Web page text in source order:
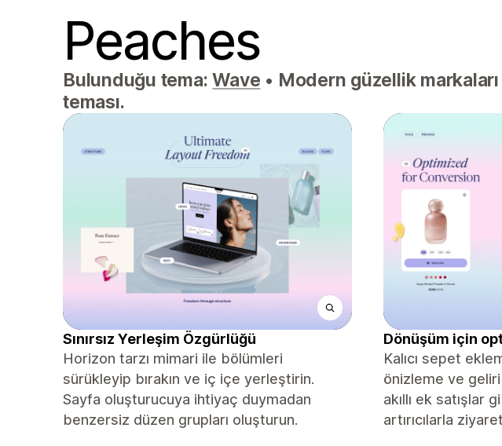
Peaches
Bulunduğu tema:Wave • Modern güzellik
teması.
Sınırsız Yerleşim Özgürlüğü
Horizon tarzı mimari ile bölümleri
sürükleyip bırakın ve iç içe yerleştirin.
Sayfa oluşturucuya ihtiyaç duymadan
benzersiz düzen grupları oluşturun.
Dönüşüm için
Kalıcı sepet
önizleme ve
akıllı ek satışlar
artırıcılarla